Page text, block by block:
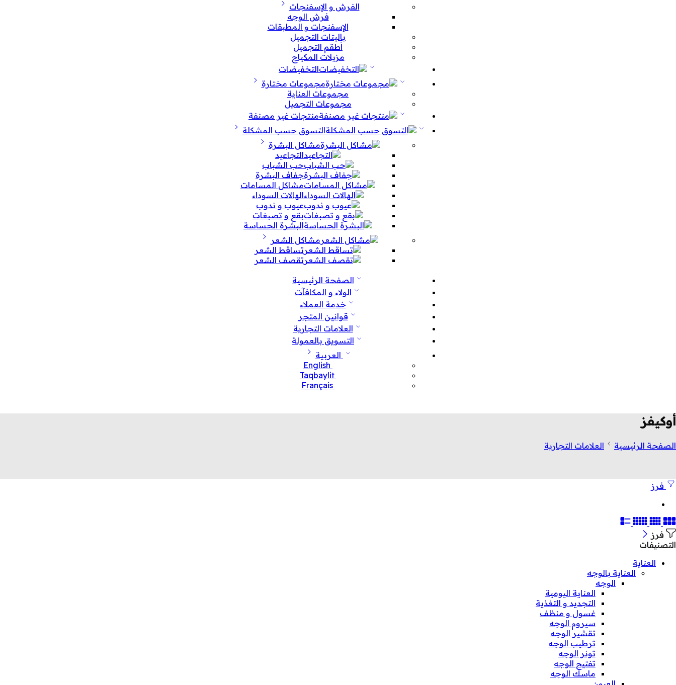
الفرش و الإسفنجات
فرش الوجه
الإسفنجات و المطبقات
باليتات التجميل
أطقم التجميل
مزيلات المكياج
التخفيضات
مجموعات مختارة
مجموعات العناية
مجموعات التجميل
منتجات غير مصنفة
التسوق حسب المشكلة
مشاكل البشرة
التجاعيد
حب الشباب
جفاف البشرة
مشاكل المسامات
الهالات السوداء
عيوب و ندوب
بقع و تصبغات
البشرة الحساسة
مشاكل الشعر
تساقط الشعر
تقصف الشعر
الصفحة الرئيسية
الولاء و المكافآت
خدمة العملاء
قوانين المتجر
العلامات التجارية
التسويق بالعمولة
العربية
English
Taqbaylit
Français
أوكيفز
الصفحة الرئيسية العلامات التجارية
فرز
فرز
التصنيفات
العناية
العناية بالوجه
الوجه
العناية اليومية
التجديد و التغذية
غسول و منظف
سيروم الوجه
تقشير الوجه
ترطيب الوجه
تونر الوجه
تفتيح الوجه
ماسك الوجه